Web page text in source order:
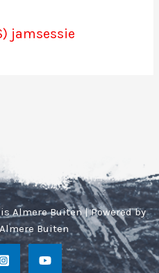
jamsessie
Almere Buiten | Powered by
Buiten